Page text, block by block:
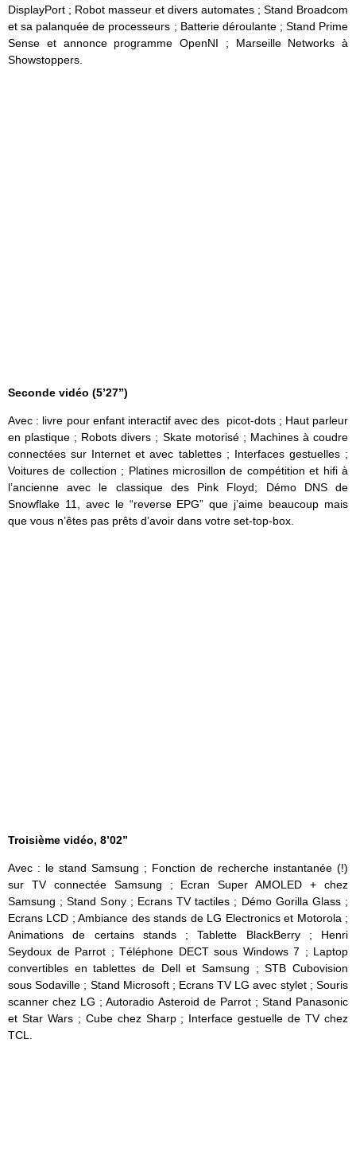
DisplayPort ; Robot masseur et divers automates ; Stand Broadcom
et sa palanquée de processeurs ; Batterie déroulante ; Stand Prime
Sense et annonce programme OpenNI ; Marseille Networks à
Showstoppers.
Seconde vidéo (5’27”)
Avec : livre pour enfant interactif avec des picot-dots ; Haut parleur
en plastique ; Robots divers ; Skate motorisé ; Machines à coudre
connectées sur Internet et avec tablettes ; Interfaces gestuelles ;
Voitures de collection ; Platines microsillon de compétition et hifi à
l’ancienne avec le classique des Pink Floyd; Démo DNS de
Snowflake 11, avec le “reverse EPG” que j’aime beaucoup mais
que vous n’êtes pas prêts d’avoir dans votre set-top-box.
Troisième vidéo, 8’02”
Avec : le stand Samsung ; Fonction de recherche instantanée (!)
sur TV connectée Samsung ; Ecran Super AMOLED + chez
Samsung ; Stand Sony ; Ecrans TV tactiles ; Démo Gorilla Glass ;
Ecrans LCD ; Ambiance des stands de LG Electronics et Motorola ;
Animations de certains stands ; Tablette BlackBerry ; Henri
Seydoux de Parrot ; Téléphone DECT sous Windows 7 ; Laptop
convertibles en tablettes de Dell et Samsung ; STB Cubovision
sous Sodaville ; Stand Microsoft ; Ecrans TV LG avec stylet ; Souris
scanner chez LG ; Autoradio Asteroid de Parrot ; Stand Panasonic
et Star Wars ; Cube chez Sharp ; Interface gestuelle de TV chez
TCL.